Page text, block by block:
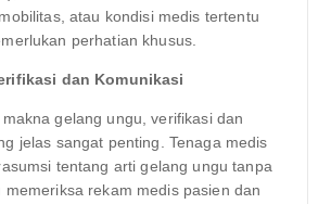
atau kondisi medis tertentu
perhatian khusus.
dan Komunikasi
gelang ungu, verifikasi dan
jelas sangat penting. Tenaga medis
tentang arti gelang ungu tanpa
memeriksa rekam medis pasien dan